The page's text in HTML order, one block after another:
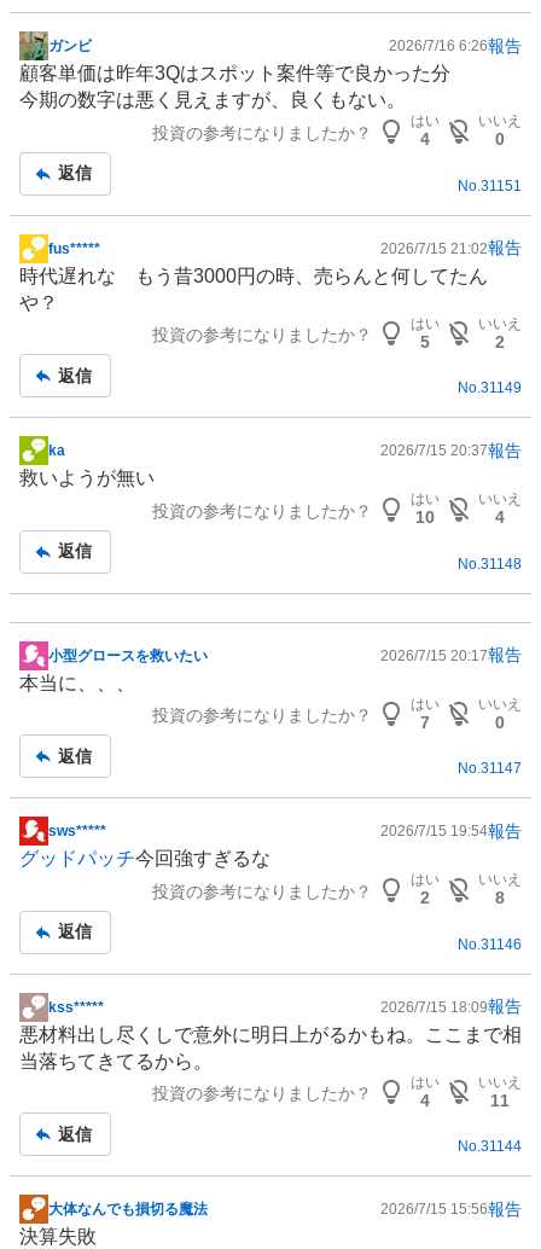
掲
示
板
ガンビ 2026/7/16 6:26報告
顧客単価は昨年3Qはスポット案件等で良かった分
今期の数字は悪く見えますが、良くもない。
投資の参考になりましたか？
はい
4
いいえ
0
返信
No. 31151
掲
示
板
fus***** 2026/7/15 21:02報告
時代遅れな もう昔3000円の時、売らんと何してたん
や？
投資の参考になりましたか？
はい
5
いいえ
2
返信
No.31149
掲
示
事
ka 2026/7/15 20:37報告
救いようが無い
投資の参考になりましたか？
はい
10
いいえ
4
返信
No. 31148
掲
示
事
小型グロースを救いたい 2026/7/15 20:17報告
本当に、、、
投資の参考になりましたか？
はい
7
いいえ
0
返信
No.31147
掲
示
事
sws***** 2026/7/15 19:54報告
グッドパッチ今回強すぎるな
投資の参考になりましたか？
はい
2
いいえ
8
返信
No. 31146
掲
示
板
kss***** 2026/7/15 18:09報告
悪材料出し尽くしで意外に明日上がるかもね。ここまで相
当落ちてきてるから。
投資の参考になりましたか？
はい
4
いいえ
11
返信
No.31144
掲
大体なんでも損切る魔法 2026/7/15 15:56報告
決算失敗